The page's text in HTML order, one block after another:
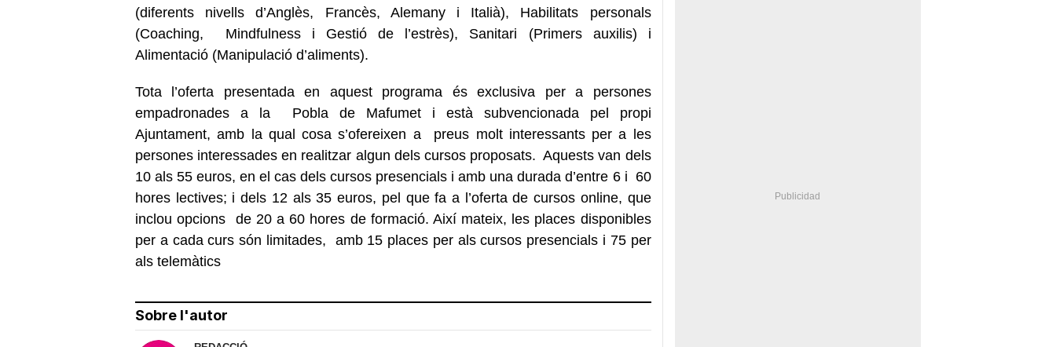
(diferents nivells d’Anglès, Francès, Alemany i Italià), Habilitats personals
(Coaching, Mindfulness i Gestió de l’estrès), Sanitari (Primers auxilis) i
Alimentació (Manipulació d’aliments).
Tota l’oferta presentada en aquest programa és exclusiva per a persones
empadronades a la Pobla de Mafumet i està subvencionada pel propi
Ajuntament, amb la qual cosa s’ofereixen a preus molt interessants per a les
persones interessades en realitzar algun dels cursos proposats. Aquests van dels
10 als 55 euros, en el cas dels cursos presencials i amb una durada d’entre 6 i 60
hores lectives; i dels 12 als 35 euros, pel que fa a l’oferta de cursos online, que
inclou opcions de 20 a 60 hores de formació. Així mateix, les places disponibles
per a cada curs són limitades, amb 15 places per als cursos presencials i 75 per
als telemàtics
Sobre l'autor